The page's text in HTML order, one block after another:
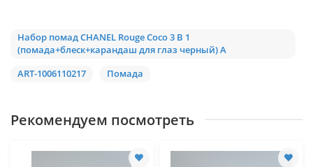
Набор помад CHANEL Rouge Coco 3 В 1
(помада+блеск+карандаш для глаз черный) А
ART-1006110217
Помада
Рекомендуем посмотреть